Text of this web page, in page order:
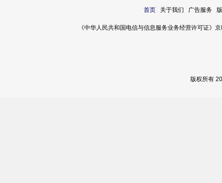
首页关于我们 广告服务
《中华人民共和国电信与信息服务业务经营许可证
版权所有